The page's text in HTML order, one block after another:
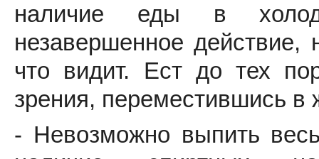
наличие еды в
незавершенное действие,
что видит. Ест до тех
зрения, переместившись в
- Невозможно выпить